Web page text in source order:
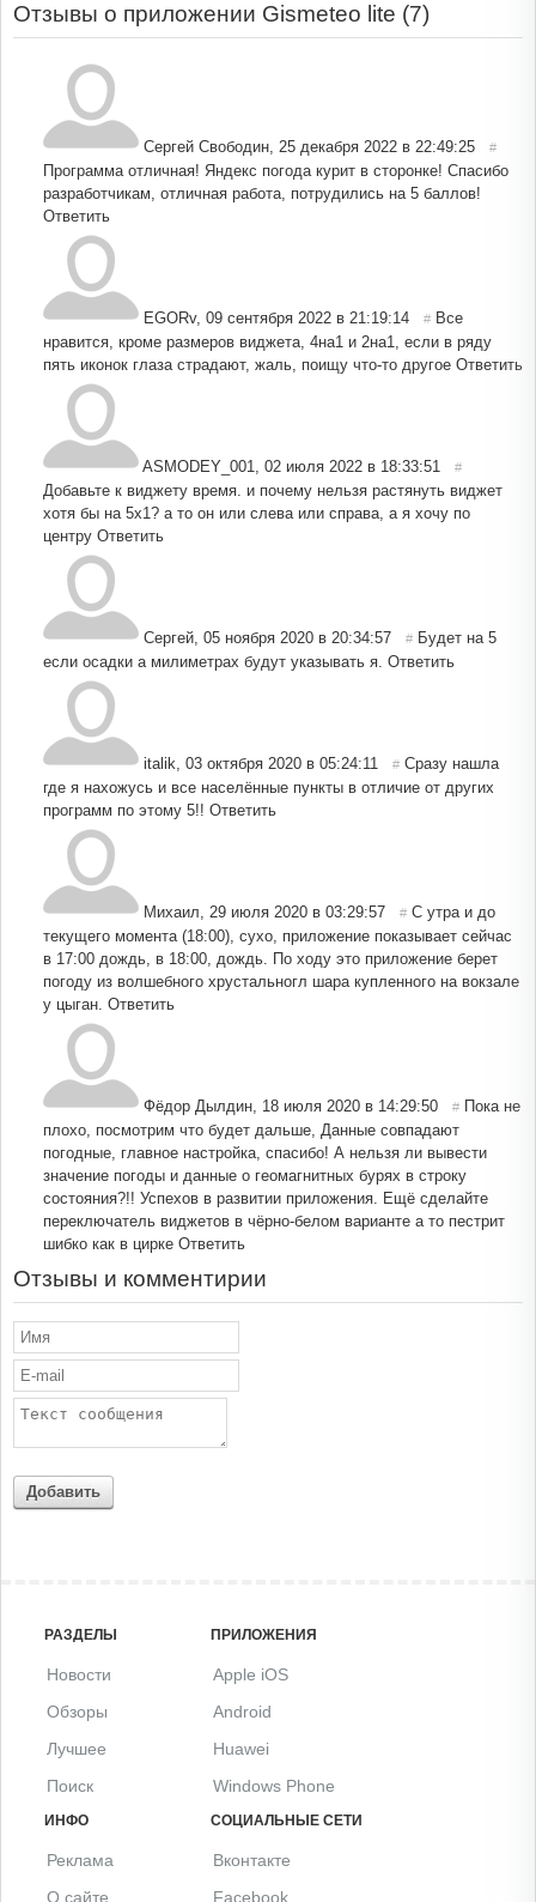
Отзывы о приложении Gismeteo lite (7)
Сергей Свободин, 25 декабря 2022 в 22:49:25 #
Программа отличная! Яндекс погода курит в сторонке! Спасибо
разработчикам, отличная работа, потрудились на 5 баллов!
Ответить
EGORv, 09 сентября 2022 в 21:19:14 # Все
нравится, кроме размеров виджета, 4на1 и 2на1, если в ряду
пять иконок глаза страдают, жаль, поищу что-то другое Ответить
ASMODEY_001, 02 июля 2022 в 18:33:51 #
Добавьте к виджету время. и почему нельзя растянуть виджет
хотя бы на 5х1? а то он или слева или справа, а я хочу по
центру Ответить
Сергей, 05 ноября 2020 в 20:34:57 # Будет на 5
если осадки а милиметрах будут указывать я. Ответить
italik, 03 октября 2020 в 05:24:11 # Сразу нашла
где я нахожусь и все населённые пункты в отличие от других
программ по этому 5!! Ответить
Михаил, 29 июля 2020 в 03:29:57 # С утра и до
текущего момента (18:00), сухо, приложение показывает сейчас
в 17:00 дождь, в 18:00, дождь. По ходу это приложение берет
погоду из волшебного хрустальногл шара купленного на вокзале
у цыган. Ответить
Фёдор Дылдин, 18 июля 2020 в 14:29:50 # Пока не
плохо, посмотрим что будет дальше, Данные совпадают
погодные, главное настройка, спасибо! А нельзя ли вывести
значение погоды и данные о геомагнитных бурях в строку
состояния?!! Успехов в развитии приложения. Ещё сделайте
переключатель виджетов в чёрно-белом варианте а то пестрит
шибко как в цирке Ответить
Отзывы и комментирии
Добавить
РАЗДЕЛЫ
Новости
Обзоры
Лучшее
Поиск
ПРИЛОЖЕНИЯ
Apple iOS
Android
Huawei
Windows Phone
ИНФО
Реклама
О сайте
СОЦИАЛЬНЫЕ СЕТИ
Вконтакте
Facebook